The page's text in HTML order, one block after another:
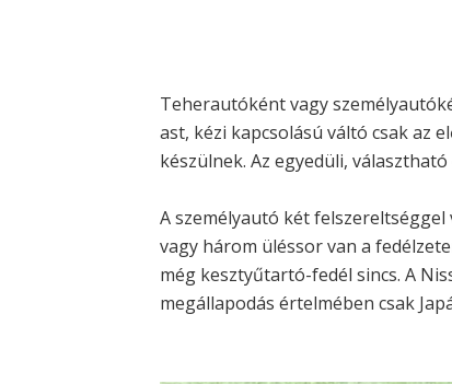
Teherautóként vagy
ast, kézi kapcsolású váltó csak az
készülnek. Az egyedüli,
A személyautó két
vagy három üléssor van a
még kesztyűtartó-fedél sincs. A
megállapodás értelmében csak